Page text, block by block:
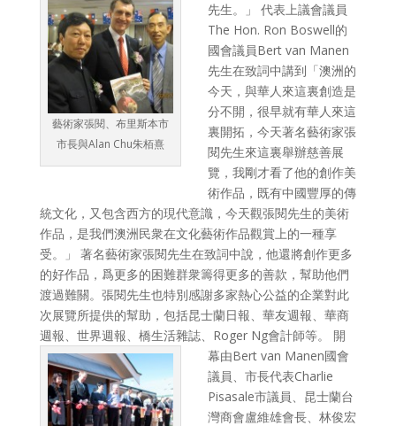
藝術家張閱、布里斯本市
市長與Alan Chu朱栢熹
先生。」 代表上議會議員
The Hon. Ron Boswell的
國會議員Bert van Manen
先生在致詞中講到「澳洲的
今天，與華人來這裏創造是
分不開，很早就有華人來這
裏開拓，今天著名藝術家張
閱先生來這裏舉辦慈善展
覽，我剛才看了他的創作美
術作品，既有中國豐厚的傳
統文化，又包含西方的現代意識，今天觀張閱先生的美術
作品，是我們澳洲民衆在文化藝術作品觀賞上的一種享
受。」 著名藝術家張閱先生在致詞中說，他還將創作更多
的好作品，爲更多的困難群衆籌得更多的善款，幫助他們
渡過難關。張閱先生也特別感謝多家熱心公益的企業對此
次展覽所提供的幫助，包括昆士蘭日報、華友週報、華商
週報、世界週報、橋生活雜誌、Roger Ng會計師等。 開
幕由Bert van Manen國會
議員、市長代表Charlie
Pisasale市議員、昆士蘭台
灣商會盧維雄會長、林俊宏